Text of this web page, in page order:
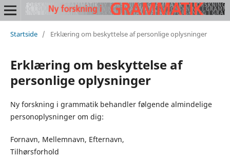
Startside / Erklæring om beskyttelse af personlige oplysninger
Erklæring om beskyttelse af
personlige oplysninger
Ny forskning i grammatik behandler følgende almindelige
personoplysninger om dig:
Fornavn, Mellemnavn, Efternavn,
Tilhørsforhold